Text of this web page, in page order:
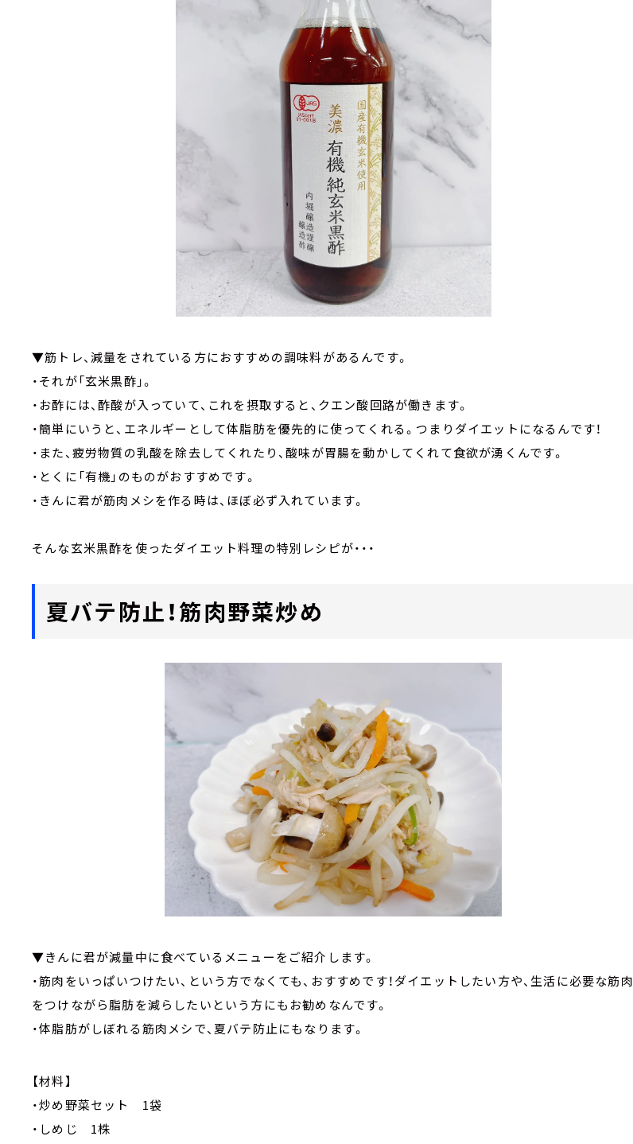
▼筋トレ、減量をされている方におすすめの調味料があるんです。
・それが「玄米黒酢」。
・お酢には、酢酸が入っていて、これを摂取すると、クエン酸回路が働きます。
・簡単にいうと、エネルギーとして体脂肪を優先的に使ってくれる。つまりダイエットになるんです！
・また、疲労物質の乳酸を除去してくれたり、酸味が胃腸を動かしてくれて食欲が湧くんです。
・とくに「有機」のものがおすすめです。
・きんに君が筋肉メシを作る時は、ほぼ必ず入れています。
そんな玄米黒酢を使ったダイエット料理の特別レシピが・・・
夏バテ防止！筋肉野菜炒め
▼きんに君が減量中に食べているメニューをご紹介します。
・筋肉をいっぱいつけたい、という方でなくても、おすすめです！ダイエットしたい方や、生活に必要な筋肉
をつけながら脂肪を減らしたいという方にもお勧めなんです。
・体脂肪がしぼれる筋肉メシで、夏バテ防止にもなります。
【材料】
・炒め野菜セット 1袋
・しめじ 1株